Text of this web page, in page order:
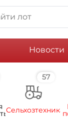
Новости
57
Сельхозтехника